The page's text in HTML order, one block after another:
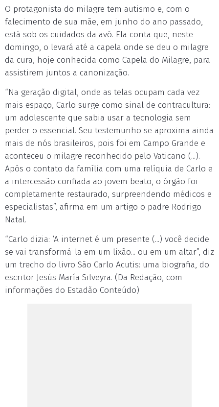
O protagonista do milagre tem autismo e, com o
falecimento de sua mãe, em junho do ano passado,
está sob os cuidados da avó. Ela conta que, neste
domingo, o levará até a capela onde se deu o milagre
da cura, hoje conhecida como Capela do Milagre, para
assistirem juntos a canonização.
“Na geração digital, onde as telas ocupam cada vez
mais espaço, Carlo surge como sinal de contracultura:
um adolescente que sabia usar a tecnologia sem
perder o essencial. Seu testemunho se aproxima ainda
mais de nós brasileiros, pois foi em Campo Grande e
aconteceu o milagre reconhecido pelo Vaticano (...).
Após o contato da família com uma relíquia de Carlo e
a intercessão confiada ao jovem beato, o órgão foi
completamente restaurado, surpreendendo médicos e
especialistas”, afirma em um artigo o padre Rodrigo
Natal.
“Carlo dizia: ‘A internet é um presente (...) você decide
se vai transformá-la em um lixão... ou em um altar”, diz
um trecho do livro São Carlo Acutis: uma biografia, do
escritor Jesús María Silveyra. (Da Redação, com
informações do Estadão Conteúdo)